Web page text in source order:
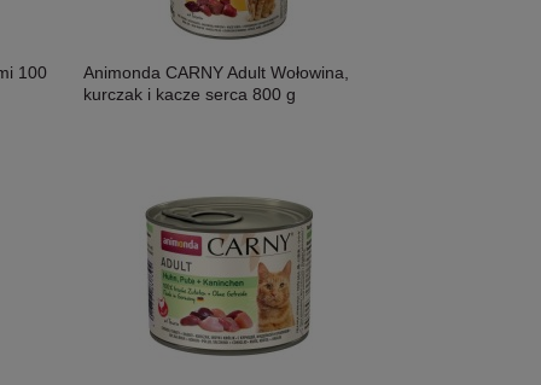
100
Animonda CARNY Adult Wołowina,
kurczak i kacze serca 800 g